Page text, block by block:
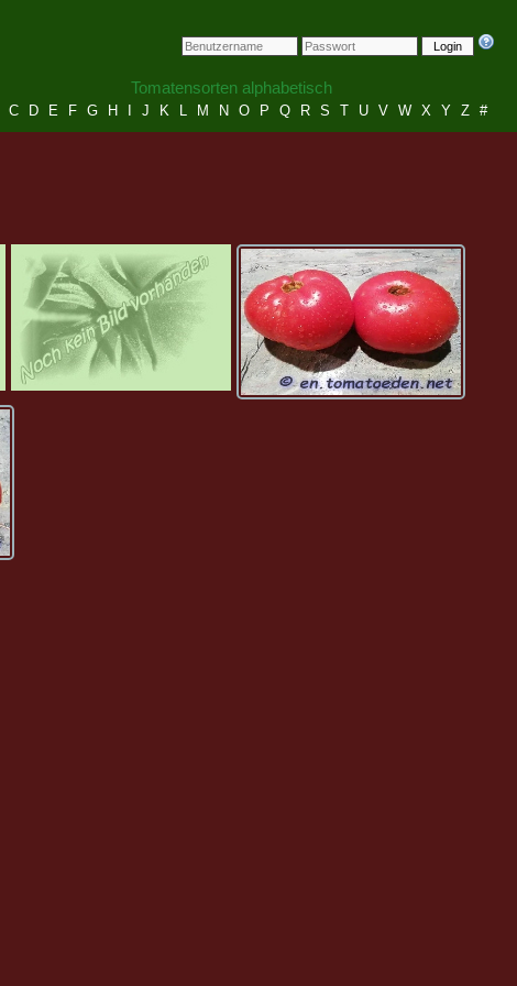
Login
Tomatensorten alphabetisch
C D E F G H J K L M N O P Q R S T U V W X Y Z #